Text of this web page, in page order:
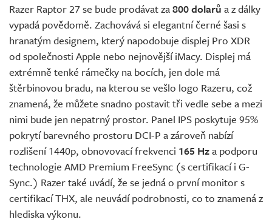
Razer Raptor 27 se bude prodávat za800 dolarů a z dálky
vypadá povědomě. Zachovává si elegantní černé šasi s
hranatým designem, který napodobuje displej Pro XDR
od společnosti Apple nebo nejnovější iMacy. Displej má
extrémně tenké rámečky na bocích, jen dole má
štěrbinovou bradu, na kterou se vešlo logo Razeru, což
znamená, že můžete snadno postavit tři vedle sebe a mezi
nimi bude jen nepatrný prostor. Panel IPS poskytuje 95%
pokrytí barevného prostoru DCI-P a zároveň nabízí
rozlišení 1440p, obnovovací frekvenci 165 Hza podporu
technologie AMD Premium FreeSync (s certifikací i G-
Sync.) Razer také uvádí, že se jedná o první monitor s
certifikací THX, ale neuvádí podrobnosti, co to znamená z
hlediska výkonu.